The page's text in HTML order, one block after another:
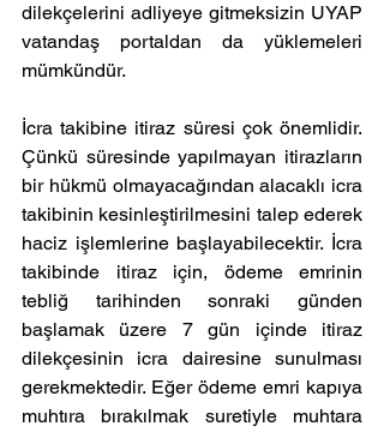
dilekçelerini adliyeye gitmeksizin UYAP
vatandaş portaldan da yüklemeleri
mümkündür.
İcra takibine itiraz süresi çok önemlidir.
Çünkü süresinde yapılmayan itirazların
bir hükmü olmayacağından alacaklı icra
takibinin kesinleştirilmesini talep ederek
haciz işlemlerine başlayabilecektir. İcra
takibinde itiraz için, ödeme emrinin
tebliğ tarihinden sonraki günden
başlamak üzere 7 gün içinde itiraz
dilekçesinin icra dairesine sunulması
gerekmektedir. Eğer ödeme emri kapıya
muhtıra bırakılmak suretiyle muhtara